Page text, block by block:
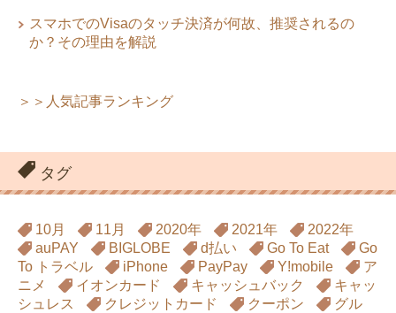
スマホでのVisaのタッチ決済が何故、推奨されるの
か？その理由を解説
＞＞人気記事ランキング
タグ
10月 11月 2020年 2021年
2022年
auPAY
BIGLOBE d払い Go To Eat
Go
To トラベル
iPhone PayPay Y!mobile
ア
ニメ
イオンカード キャッシュバック
キャッ
シュレス
クレジットカード クーポン
グル